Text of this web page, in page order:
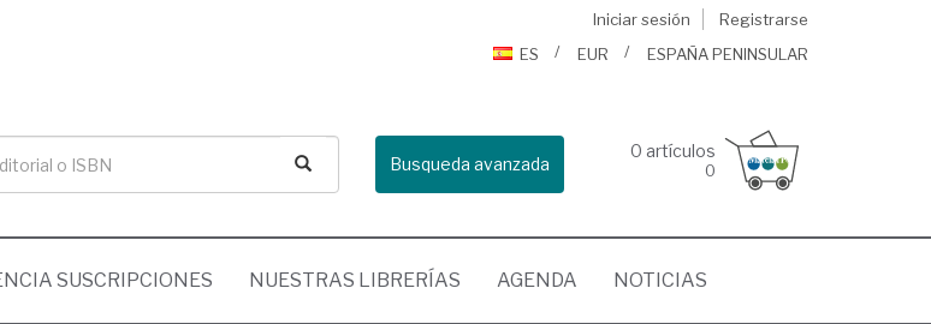
Iniciar sesión
Registrarse
ES
EUR ESPAÑA PENINSULAR
Busqueda avanzada
0 artículos
0
SUSCRIPCIONES NUESTRAS LIBRERÍAS AGENDA NOTICIAS